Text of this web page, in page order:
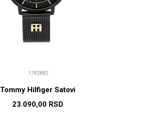
1782882
Tommy Hilfiger Satovi
23.090,00 RSD